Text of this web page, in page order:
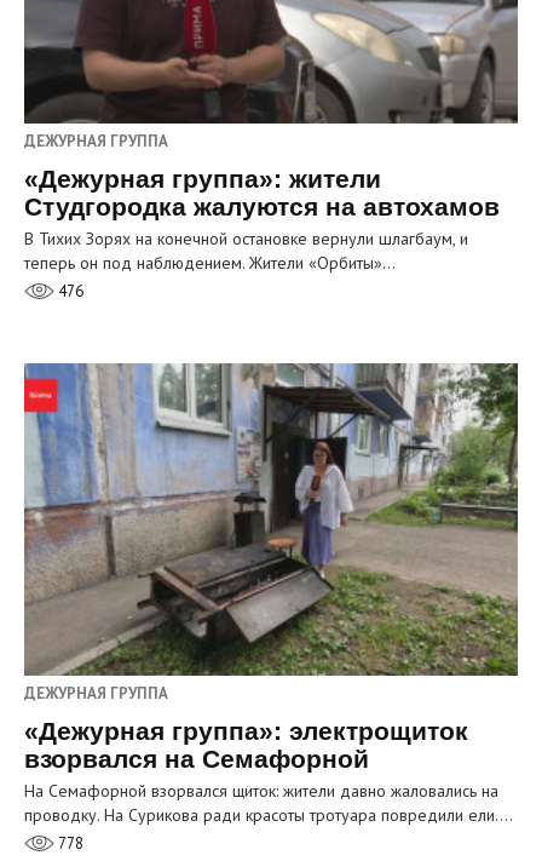
ДЕЖУРНАЯ ГРУППА
«Дежурная группа»: жители
Студгородка жалуются на автохамов
В Тихих Зорях на конечной остановке вернули шлагбаум, и
теперь он под наблюдением. Жители «Орбиты»…
476
ДЕЖУРНАЯ ГРУППА
«Дежурная группа»: электрощиток
взорвался на Семафорной
На Семафорной взорвался щиток: жители давно жаловались на
проводку. На Сурикова ради красоты тротуара повредили ели.…
778